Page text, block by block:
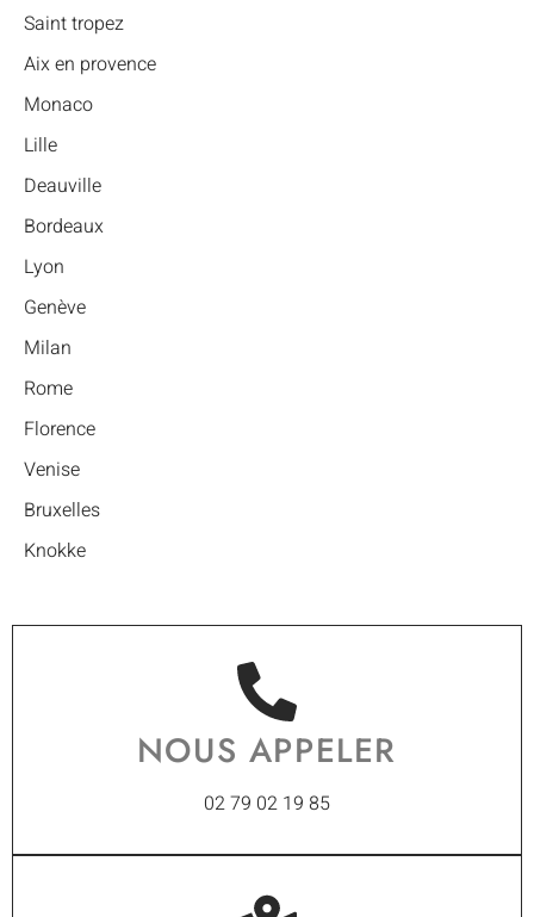
Saint tropez
Aix en provence
Monaco
Lille
Deauville
Bordeaux
Lyon
Genève
Milan
Rome
Florence
Venise
Bruxelles
Knokke
NOUS APPELER
02 79 02 19 85